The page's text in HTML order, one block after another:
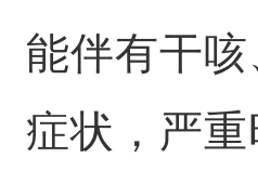
能伴有干
症状，严